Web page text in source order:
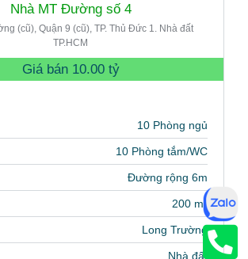
Nhà MT Đường số 4
(cũ), Quận 9 (cũ), TP. Thủ Đức 1. Nhà đất
TP.HCM
Giá bán 10.00 tỷ
10 Phòng ngủ
10 Phòng tắm/WC
Đường rộng 6m
200 m²
Long Trường
Nhà đất